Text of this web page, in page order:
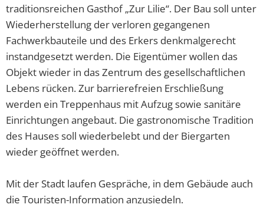
traditionsreichen Gasthof „Zur Lilie“. Der Bau soll unter
Wiederherstellung der verloren gegangenen
Fachwerkbauteile und des Erkers denkmalgerecht
instandgesetzt werden. Die Eigentümer wollen das
Objekt wieder in das Zentrum des gesellschaftlichen
Lebens rücken. Zur barrierefreien Erschließung
werden ein Treppenhaus mit Aufzug sowie sanitäre
Einrichtungen angebaut. Die gastronomische Tradition
des Hauses soll wiederbelebt und der Biergarten
wieder geöffnet werden.
Mit der Stadt laufen Gespräche, in dem Gebäude auch
die Touristen-Information anzusiedeln.